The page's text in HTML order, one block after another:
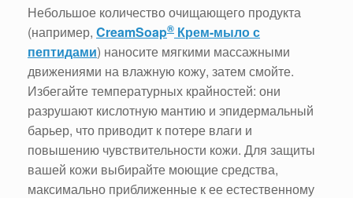
Небольшое количество очищающего продукта
(например, CreamSoap® Крем-мыло с
пептидами) наносите мягкими массажными
движениями на влажную кожу, затем смойте.
Избегайте температурных крайностей: они
разрушают кислотную мантию и эпидермальный
барьер, что приводит к потере влаги и
повышению чувствительности кожи. Для защиты
вашей кожи выбирайте моющие средства,
максимально приближенные к ее естественному